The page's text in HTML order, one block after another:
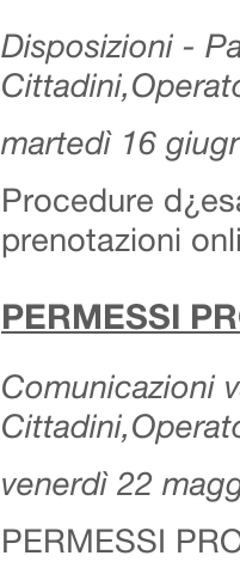
Disposizioni -
martedì 16
Procedure
prenotazioni
PERMESSI
Comunicazioni
venerdì 22
PERMESSI